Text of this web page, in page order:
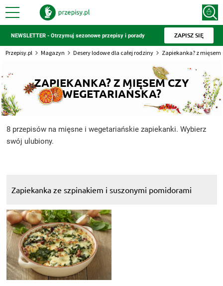
NEWSLETTER - Otrzymuj sezonowe przepisy i porady ZAPISZ SIĘ
Przepisy.pl Magazyn Desery lodowe dla całej rodziny Zapiekanka? z
ZAPIEKANKA? Z MIĘSEM CZY
WEGETARIAŃSKA?
8 przepisów na mięsne i wegetariańskie zapiekanki. Wybierz
swój ulubiony.
Zapiekanka ze szpinakiem i suszonymi pomidorami